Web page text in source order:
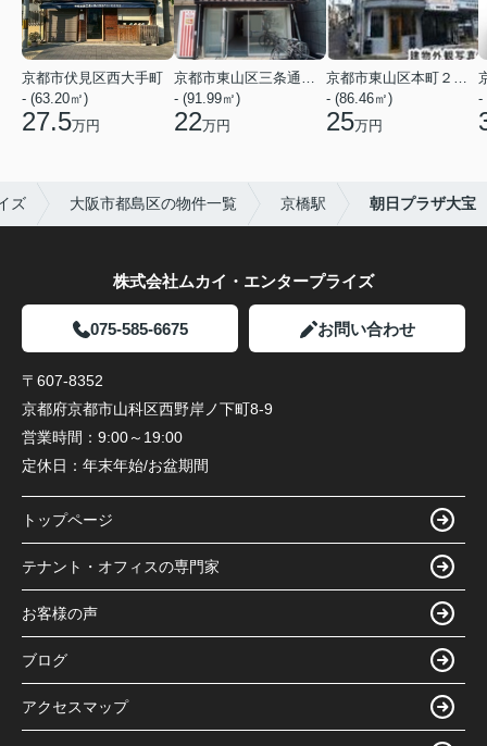
京都市伏見区西大手町
- (63.20㎡)
27.5万円
京都市東山区三条通北裏白川筋西入２丁目東姉小路町
- (91.99㎡)
22万円
京都市東山区本町２２丁目
- (86.46㎡)
25万円
-
ズ 大阪市都島区の物件一覧 京橋駅 朝日プラザ大宝
株式会社ムカイ・エンタープライズ
075-585-6675 お問い合わせ
〒607-8352
京都府京都市山科区西野岸ノ下町8-9
営業時間： 9:00～19:00
定休日： 年末年始/お盆期間
トップページ
テナント・オフィスの専門家
お客様の声
ブログ
アクセスマップ